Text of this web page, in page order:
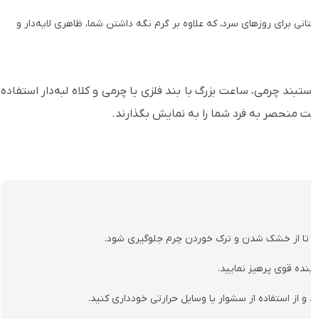
برای روزهای سرد، که علاوه بر گرم نگه داشتن شما، ظاهری لایه‌دار و
چرمی، ساعت بزرگ با بند فلزی یا چرمی و کلاه لبه‌دار استفاده
به فرد شما را به نمایش بگذارند.
تا از خشک شدن و ترک خوردن چرم جلوگیری شود.
قوی پرهیز نمایید.
از سشوار یا وسایل حرارتی خودداری کنید.